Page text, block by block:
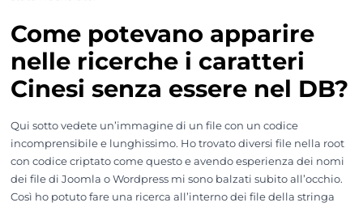
Come potevano apparire
nelle ricerche i caratteri
Cinesi senza essere nel DB?
Qui sotto vedete un’immagine di un file con un codice
incomprensibile e lunghissimo. Ho trovato diversi file nella root
con codice criptato come questo e avendo esperienza dei nomi
dei file di Joomla o Wordpress mi sono balzati subito all’occhio.
Così ho potuto fare una ricerca all’interno dei file della stringa